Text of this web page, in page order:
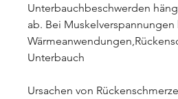
Unterbauchbeschwerden
ab. Bei Muskelverspannungen
Unterbauch
Ursachen von